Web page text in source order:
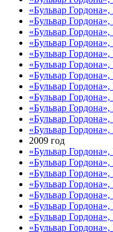
«Бульвар
«Бульвар
«Бульвар
«Бульвар
«Бульвар
«Бульвар
«Бульвар
«Бульвар
«Бульвар
«Бульвар
«Бульвар
«Бульвар
2009 год
«Бульвар
«Бульвар
«Бульвар
«Бульвар
«Бульвар
«Бульвар
«Бульвар
«Бульвар